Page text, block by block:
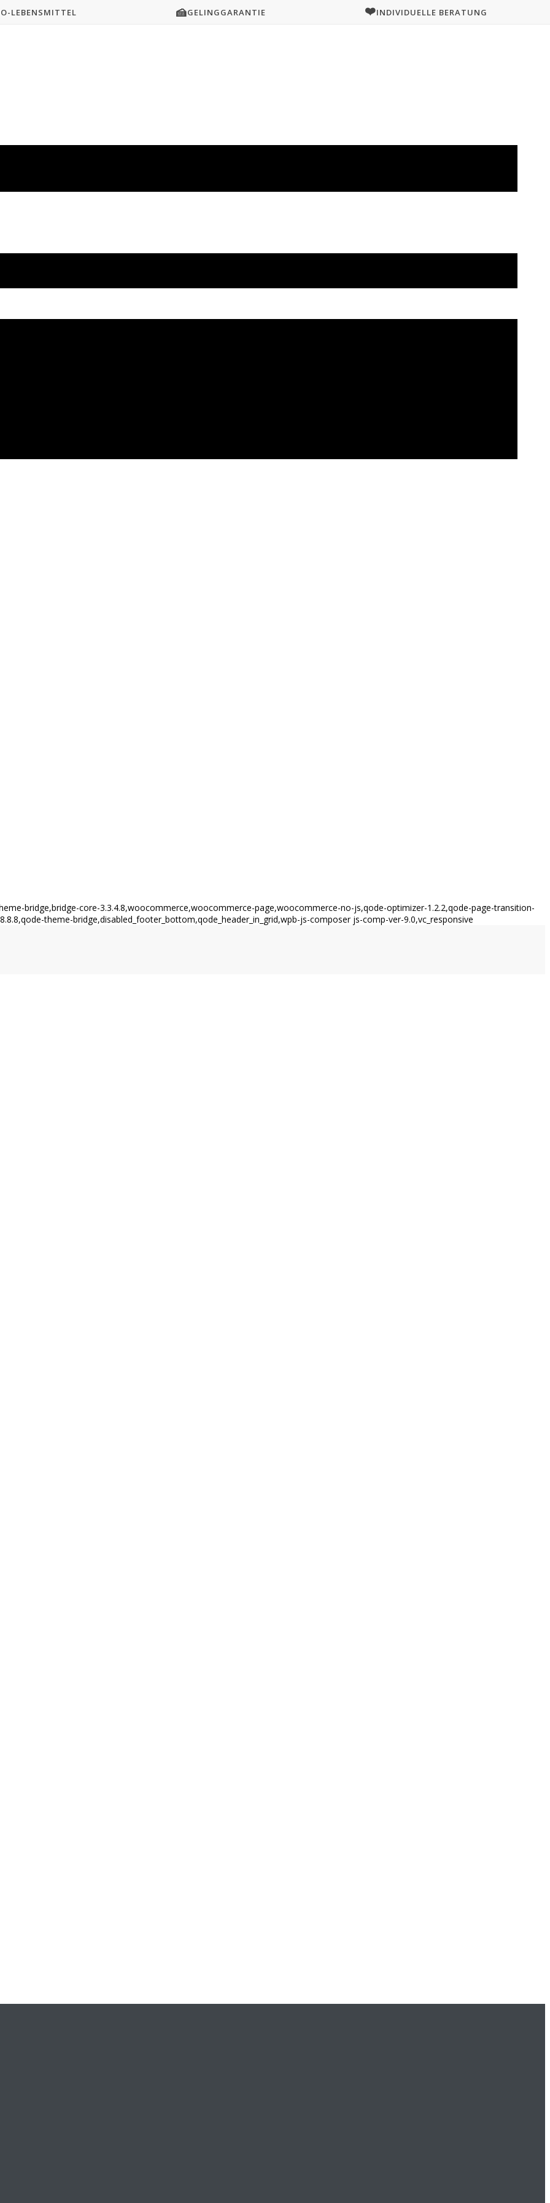
LEBENSMITTEL 🍰GELINGGARANTIE ❤️INDIVIDUELLE BERATUNG
bridge,bridge-core-3.3.4.8,woocommerce,woocommerce-page,woocommerce-no-js,qode-optimizer-1.2.2,qode-page-transition-
theme-bridge,disabled_footer_bottom,qode_header_in_grid,wpb-js-composer js-comp-ver-9.0,vc_responsive